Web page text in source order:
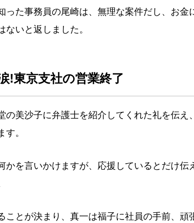
った事務員の尾崎は、無理な案件だし、お金
ないと返しました。
!東京支社の営業終了
の美沙子に弁護士を紹介してくれた礼を伝え
す。
かを言いかけますが、応援しているとだけ伝
ことが決まり、真一は福子に社員の手前、頑